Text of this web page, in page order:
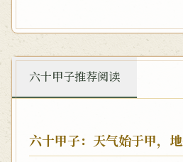
六十甲子推荐阅读
六十甲子：天气始于甲，地